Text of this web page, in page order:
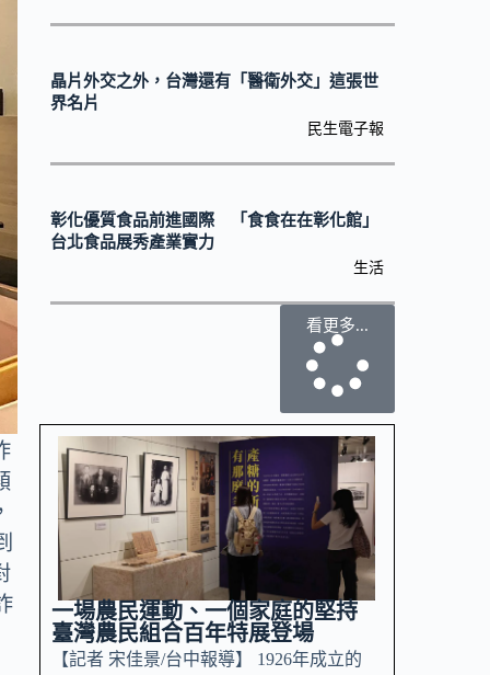
晶片外交之外，台灣還有「醫衛外交」這張世
界名片
民生電子報
彰化優質食品前進國際 「食食在在彰化館」
台北食品展秀產業實力
生活
看更多...
一場農民運動、一個家庭的堅持
臺灣農民組合百年特展登場
【記者 宋佳景/台中報導】 1926年成立的